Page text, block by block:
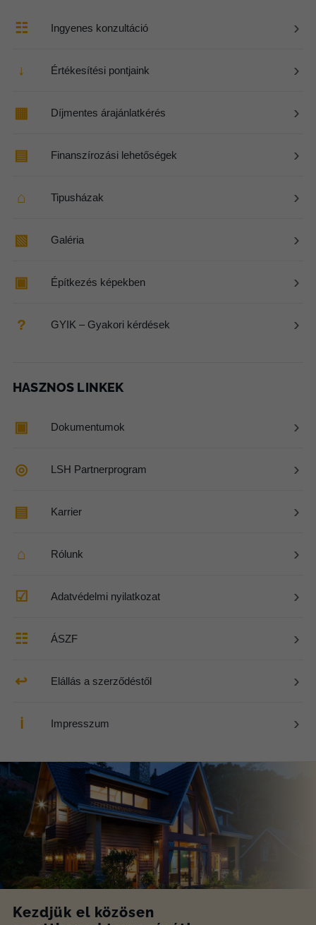
☷ Ingyenes konzultáció ›
↓ Értékesítési pontjaink ›
▦ Díjmentes árajánlatkérés ›
▤ Finanszírozási lehetőségek ›
⌂ Tipusházak ›
▧ Galéria ›
▣ Építkezés képekben ›
? GYIK – Gyakori kérdések ›
HASZNOS LINKEK
▣ Dokumentumok ›
◎ LSH Partnerprogram ›
▤ Karrier ›
⌂ Rólunk ›
☑ Adatvédelmi nyilatkozat ›
☷ ÁSZF ›
↩ Elállás a szerződéstől ›
ℹ Impresszum ›
Kezdjük el közösen